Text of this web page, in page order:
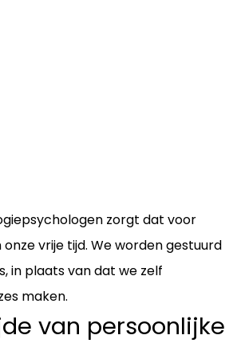
zorgt dat voor
vrije tijd. We worden gestuurd
in plaats van dat we zelf
maken.
van persoonlijke